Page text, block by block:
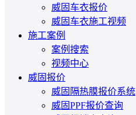
威固车衣报价
威固车衣施工视频
施工案例
案例搜索
视频中心
威固报价
威固隔热膜报价系统
威固PPF报价查询